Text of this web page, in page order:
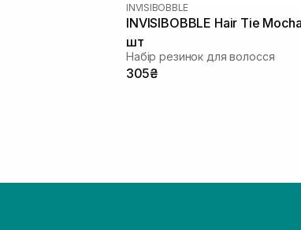
INVISIBOBBLE
INVISIBOBBLE Hair Tie
шт
Набір резинок для волосся
305₴